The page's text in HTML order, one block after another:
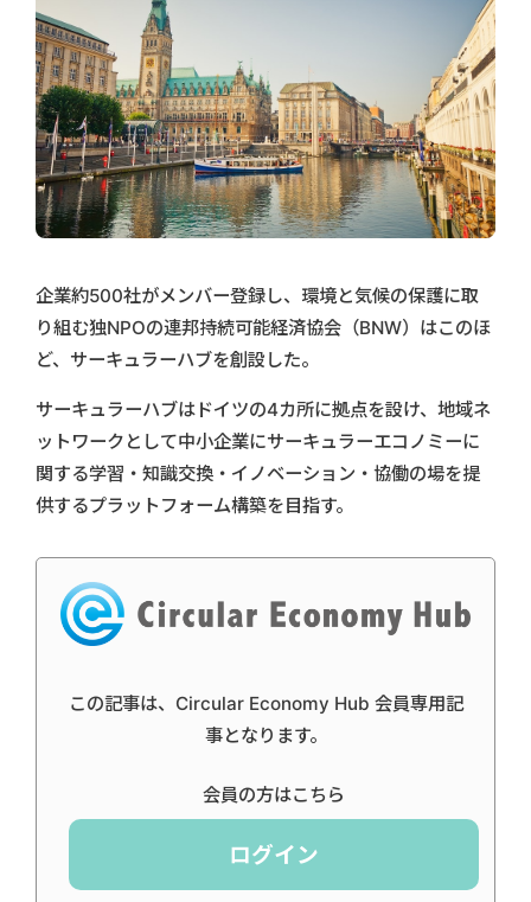
企業約500社がメンバー登録し、環境と気候の保護に取
り組む独NPOの連邦持続可能経済協会（BNW）はこのほ
ど、サーキュラーハブを創設した。
サーキュラーハブはドイツの4カ所に拠点を設け、地域ネ
ットワークとして中小企業にサーキュラーエコノミーに
関する学習・知識交換・イノベーション・協働の場を提
供するプラットフォーム構築を目指す。
この記事は、Circular Economy Hub 会員専用記
事となります。
会員の方はこちら
ログイン